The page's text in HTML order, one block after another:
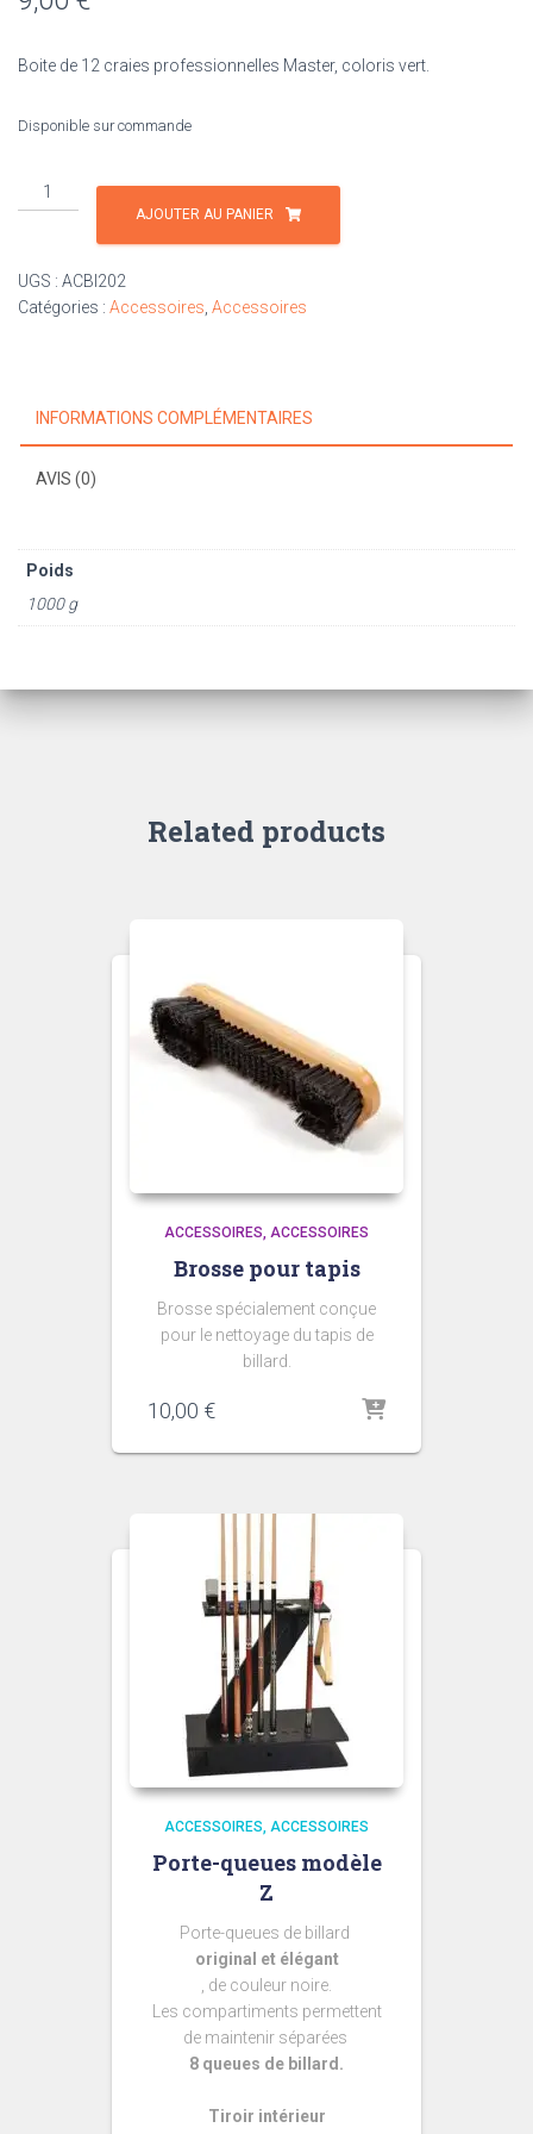
Boite de 12 craies professionnelles Master, coloris vert.
Disponible sur commande
quantité
de
craies
Master
AJOUTER AU PANIER
UGS : ACBI202
Catégories : Accessoires Accessoires
INFORMATIONS COMPLÉMENTAIRES
AVIS (0)
Poids
1000 g
Related products
ACCESSOIRES ACCESSOIRES
Brosse pour tapis
Brosse spécialement conçue
pour le nettoyage du tapis de
billard.
10,00 €
ACCESSOIRES ACCESSOIRES
Porte-queues modèle
Z
Porte-queues de billard
original et élégant
, de couleur noire.
Les compartiments permettent
de maintenir séparées
8 queues de billard.
Tiroir intérieur